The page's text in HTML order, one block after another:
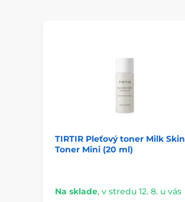
TIRTIR Pleťový toner Milk Skin
Toner Mini (20 ml)
Na sklade, v stredu 12. 8. u vás